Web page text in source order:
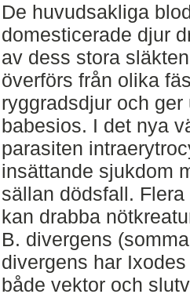
De huvudsakliga
domesticerade djur
av dess stora
överförs från olika
ryggradsdjur och
babesios. I det nya
parasiten
insättande sjukdom
sällan dödsfall.
kan drabba
B. divergens
divergens har
både vektor och